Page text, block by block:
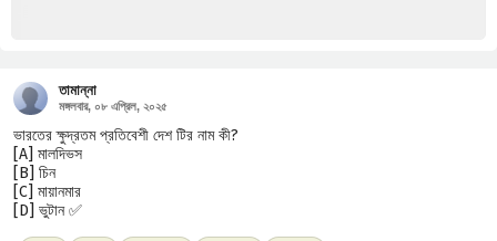
তামান্না
মঙ্গলবার, ০৮ এপ্রিল, ২০২৫
ভারতের ক্ষুদ্রতম প্রতিবেশী দেশ টির নাম কী?
[A] মালদিভস
[B] চিন
[C] মায়ানমার
[D] ভুটান ✅